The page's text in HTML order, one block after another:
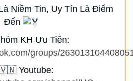
Niềm Tin, Uy Tín Là Điểm
Đến
KH Ưu Tiên:
groups/
Youtube: